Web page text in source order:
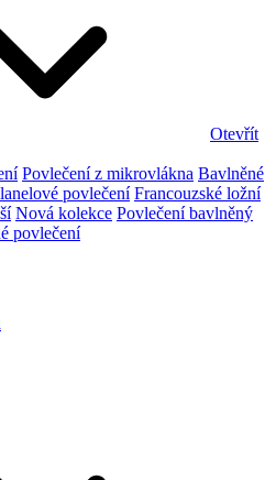
Otevřít
Povlečení z mikrovlákna Bavlněné
povlečení Francouzské ložní
Nová kolekce Povlečení bavlněný
povlečení